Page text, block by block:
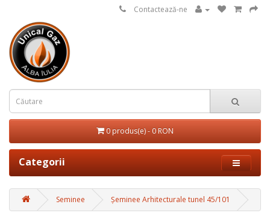
Contactează-ne
0 produs(e) - 0 RON
Categorii
Seminee Șeminee Arhitecturale tunel 45/101